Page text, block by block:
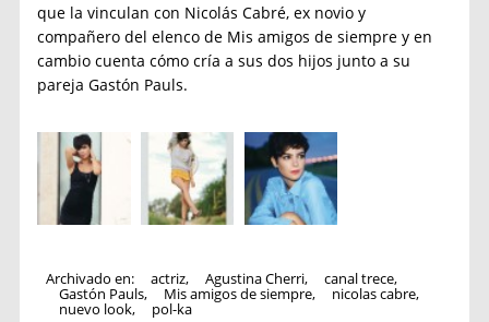
que la vinculan con Nicolás Cabré, ex novio y
compañero del elenco de Mis amigos de siempre y en
cambio cuenta cómo cría a sus dos hijos junto a su
pareja Gastón Pauls.
Archivado en: actriz, Agustina Cherri, canal trece,
Gastón Pauls, Mis amigos de siempre, nicolas cabre,
nuevo look,
pol-ka